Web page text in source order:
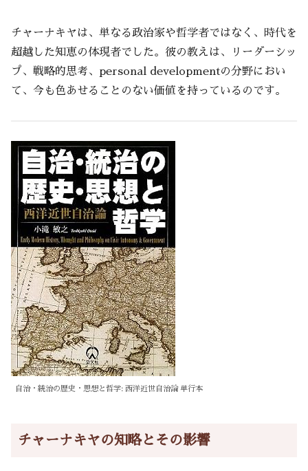
チャーナキヤは、単なる政治家や哲学者ではなく、時代を
超越した知恵の体現者でした。彼の教えは、リーダーシッ
プ、戦略的思考、personal developmentの分野におい
て、今も色あせることのない価値を持っているのです。
自治・統治の歴史・思想と哲学: 西洋近世自治論 単行本
チャーナキヤの知略とその影響